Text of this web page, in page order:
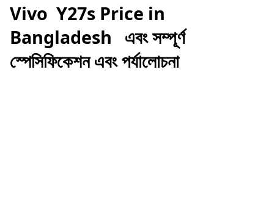
Vivo Y27s Price in
Bangladesh
এবং সম্পূর্ণ
স্পেসিফিকেশন এবং পর্যালোচনা